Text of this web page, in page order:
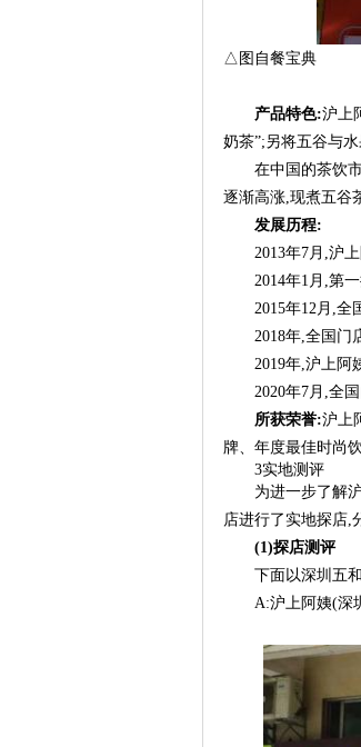
△图自餐宝典
产品特色:沪上
奶茶”;另将五谷与
在中国的茶饮
逐渐高涨,现煮五谷
发展历程:
2013年7月,沪上
2014年1月,第
2015年12月,全
2018年,全国门
2019年,沪上阿
2020年7月,全
所获荣誉:沪上
牌、年度最佳时尚
3实地测评
为进一步了解
店进行了实地探店,
(1)探店测评
下面以深圳五
A:沪上阿姨(深